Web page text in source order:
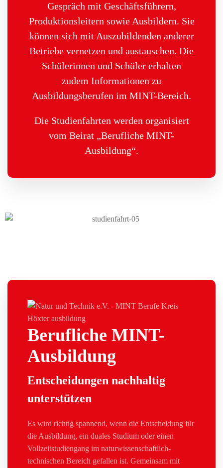
Gespräch mit Geschäftsführern,
Produktionsleitern sowie Ausbildern. Sie
können sich mit Auszubildenden anderer
Betriebe vernetzen und austauschen. Die
Schülerinnen und Schüler erhalten
zudem Informationen zu
Ausbildungsberufen im MINT-Bereich.
Die Studienfahrten werden organisiert
vom Beirat „Berufliche MINT-
Ausbildung“.
Berufliche MINT-
Ausbildung
Entscheidungen nachhaltig
unterstützen
Es wird richtig spannend, wenn die Entscheidung für
die Ausbildung, ein duales Studium oder einen
Vollzeitstudiengang im naturwissenschaftlich-
technischen Bereich gefallen ist. Gemeinsam mit